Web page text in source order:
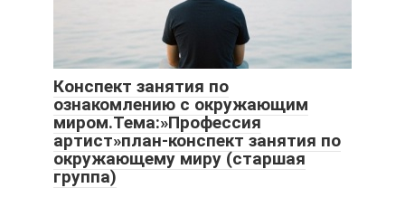
Конспект занятия по
ознакомлению с окружающим
миром.Тема:»Профессия
артист»план-конспект занятия по
окружающему миру (старшая
группа)